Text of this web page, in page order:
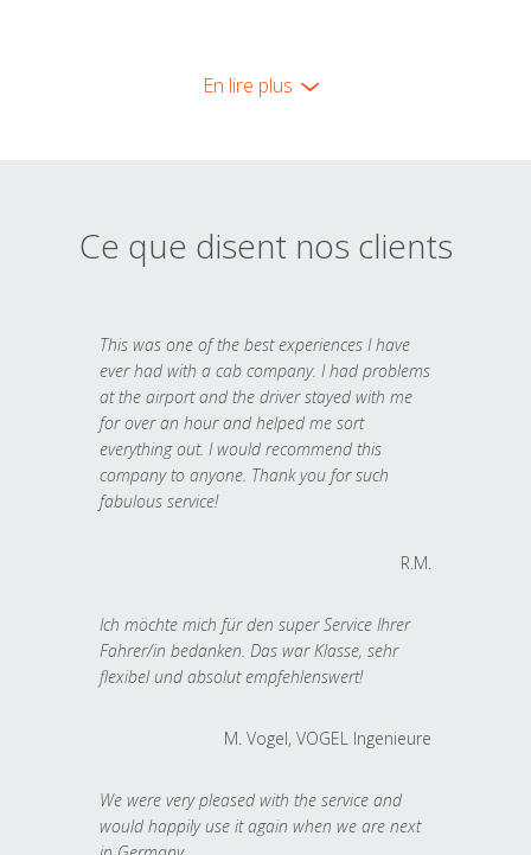
En lire plus
Ce que disent nos clients
This was one of the best experiences I have
ever had with a cab company. I had problems
at the airport and the driver stayed with me
for over an hour and helped me sort
everything out. I would recommend this
company to anyone. Thank you for such
fabulous service!
R.M.
Ich möchte mich für den super Service Ihrer
Fahrer/in bedanken. Das war Klasse, sehr
flexibel und absolut empfehlenswert!
M. Vogel, VOGEL Ingenieure
We were very pleased with the service and
would happily use it again when we are next